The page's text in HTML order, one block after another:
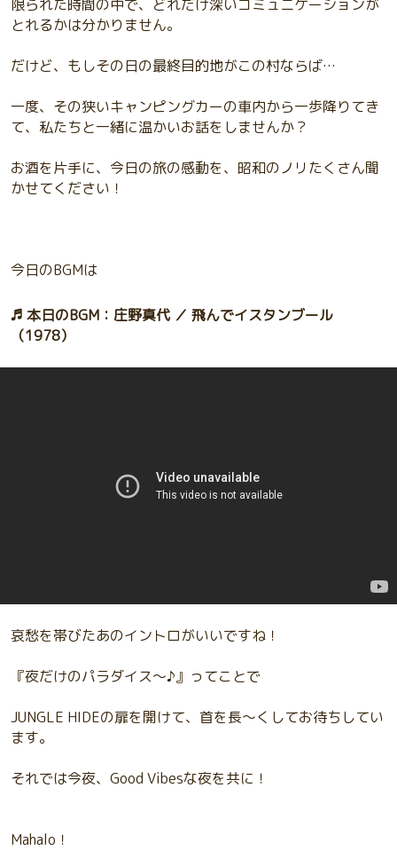
限られた時間の中で、どれだけ深いコミュニケーションが
とれるかは分かりません。
だけど、もしその日の最終目的地がこの村ならば…
一度、その狭いキャンピングカーの車内から一歩降りてき
て、私たちと一緒に温かいお話をしませんか？
お酒を片手に、今日の旅の感動を、昭和のノリたくさん聞
かせてください！
今日のBGMは
♬ 本日のBGM：庄野真代 ／ 飛んでイスタンブール
（1978）
哀愁を帯びたあのイントロがいいですね！
『夜だけのパラダイス～♪』ってことで
JUNGLE HIDEの扉を開けて、首を長〜くしてお待ちしてい
ます。
それでは今夜、Good Vibesな夜を共に！
Mahalo！